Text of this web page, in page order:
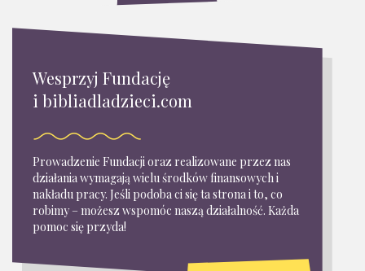
Wesprzyj Fundację
i bibliadladzieci.com
Prowadzenie Fundacji oraz realizowane przez nas
działania wymagają wielu środków finansowych i
nakładu pracy. Jeśli podoba ci się ta strona i to, co
robimy – możesz wspomóc naszą działalność. Każda
pomoc się przyda!